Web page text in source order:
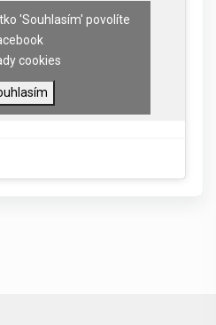
'Souhlasím' povolíte
cookies